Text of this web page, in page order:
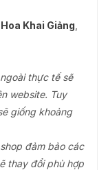
Hoa Khai Giảng
thực tế sẽ
website. Tuy
giống khoảng
đảm bảo các
thay đổi phù hợp